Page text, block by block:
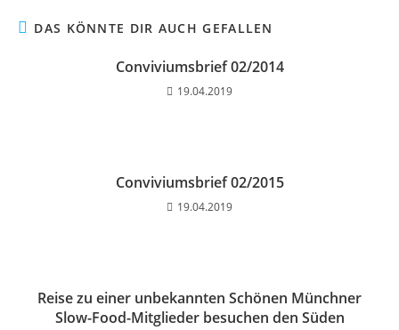
DAS KÖNNTE DIR AUCH GEFALLEN
Conviviumsbrief 02/2014
19.04.2019
Conviviumsbrief 02/2015
19.04.2019
Reise zu einer unbekannten Schönen Münchner
Slow-Food-Mitglieder besuchen den Süden